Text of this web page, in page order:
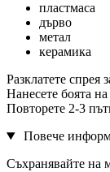
пластмаса
дърво
метал
керамика
Разклатете спрея
Нанесете боята
Повторете 2-3
Повече
Съхранявайте на